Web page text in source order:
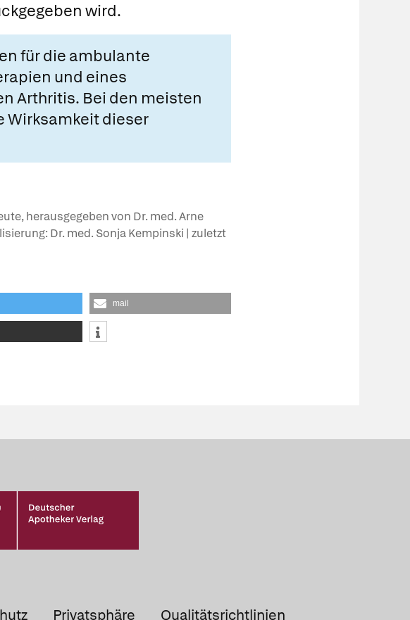
wird.
für die ambulante
und eines
Arthritis. Bei den meisten
Wirksamkeit dieser
herausgegeben von Dr. med. Arne
Dr. med. Sonja Kempinski | zuletzt
mail
Privatsphäre Qualitätsrichtlinien